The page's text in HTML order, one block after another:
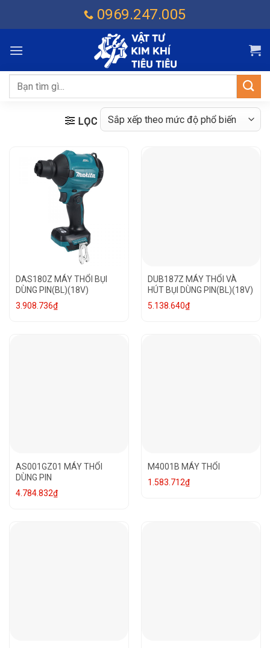
dung
0969.247.005
Tìm
kiếm:
LỌC
DAS180Z MÁY THỔI BỤI
DÙNG PIN(BL)(18V)
3.908.736₫
DUB187Z MÁY THỔI VÀ
HÚT BỤI DÙNG PIN(BL)(18V)
5.138.640₫
AS001GZ01 MÁY THỔI
DÙNG PIN
4.784.832₫
M4001B MÁY THỔI
1.583.712₫